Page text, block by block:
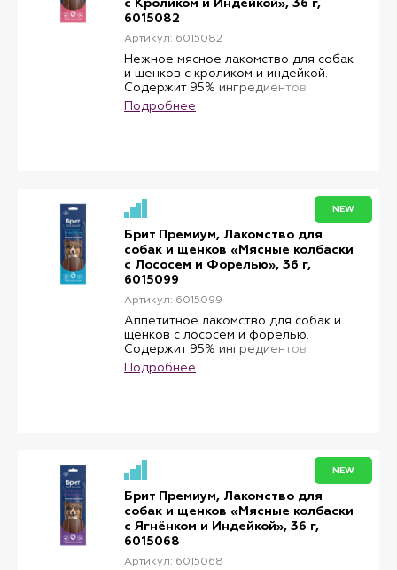
пород.
6015082
Артикул: 6015082
Нежное мясное лакомство для собак
и щенков с кроликом и индейкой.
Содержит 95% ингредиентов
животного происхождения и
отличается высокой вкусовой
Благодаря мягкой текстуре колбаски
удобно использовать во время
дрессировки, прогулок и совместных
игр.
Подходит для собак и щенков всех
пород.
Подробнее
NEW
Брит Премиум, Лакомство для
собак и щенков «Мясные колбаски
с Лососем и Форелью», 36 г,
6015099
Артикул: 6015099
Аппетитное лакомство для собак и
щенков с лососем и форелью.
Содержит 95% ингредиентов
животного происхождения, включая
мясные и рыбные компоненты,
привлекательным для питомцев.
Мягкая текстура позволяет удобно
использовать колбаски для
поощрения во время дрессировки,
прогулок и совместных игр.
Подходит для собак и щенков всех
пород.
Подробнее
NEW
Брит Премиум, Лакомство для
собак и щенков «Мясные колбаски
с Ягнёнком и Индейкой», 36 г,
6015068
Артикул: 6015068